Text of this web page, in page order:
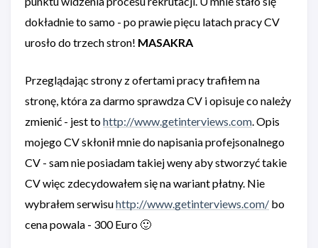
dokładnie to samo - po prawie pięcu latach pracy CV
urosło do trzech stron! MASAKRA
Przeglądając strony z ofertami pracy trafiłem na
stronę, która za darmo sprawdza CV i opisuje co należy
zmienić - jest tohttp://www.getinterviews.com . Opis
mojego CV skłonił mnie do napisania profejsonalnego
CV - sam nie posiadam takiej weny aby stworzyć takie
CV więc zdecydowałem się na wariant płatny. Nie
wybrałem serwisuhttp://www.getinterviews.com/ bo
cena powala - 300 Euro 🙂